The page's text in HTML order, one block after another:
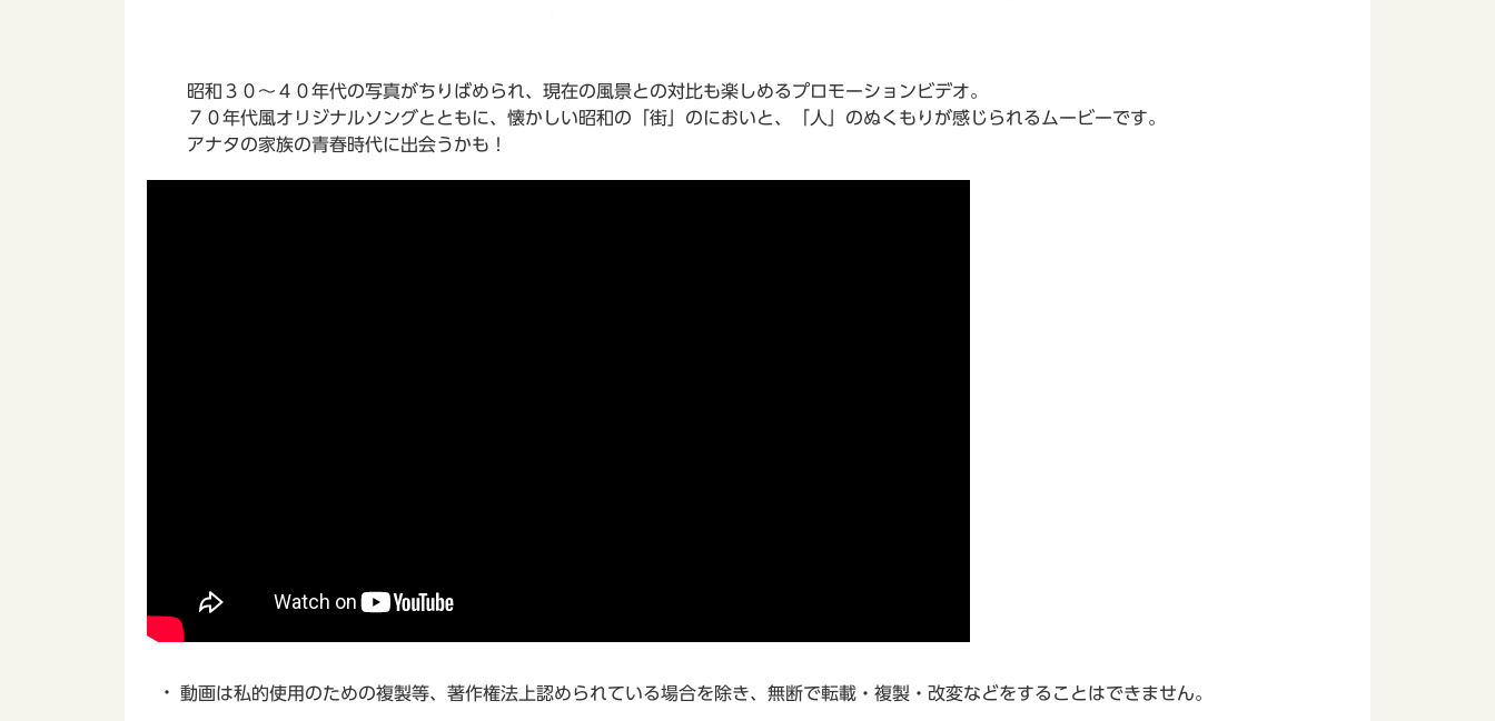
昭和３０～４０年代の写真がちりばめられ、現在の風景との対比も楽しめるプロモーションビデオ。
７０年代風オリジナルソングとともに、懐かしい昭和の「街」のにおいと、「人」のぬくもりが感じられるムービーです。
アナタの家族の青春時代に出会うかも！
動画は私的使用のための複製等、著作権法上認められている場合を除き、無断で転載・複製・改変などをすることはできません。